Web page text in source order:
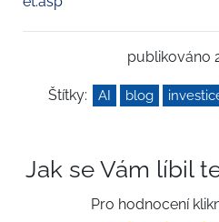
publikováno
Štítky: AI blog
Jak se Vám líbil
Pro hodnocení